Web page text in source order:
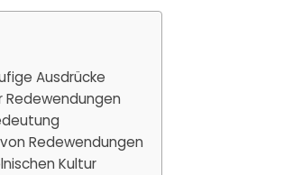
Ausdrücke
Redewendungen
Redewendungen
Kultur